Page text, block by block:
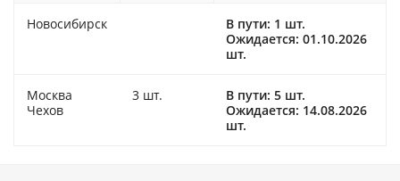
Новосибирск
В пути: 1 шт.
Ожидается: 01.10.2026
шт.
Москва
Чехов
3 шт.
В пути: 5 шт.
Ожидается: 14.08.2026
шт.